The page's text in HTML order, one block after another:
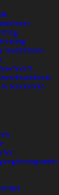
Handschuhe
& Rucksäcke